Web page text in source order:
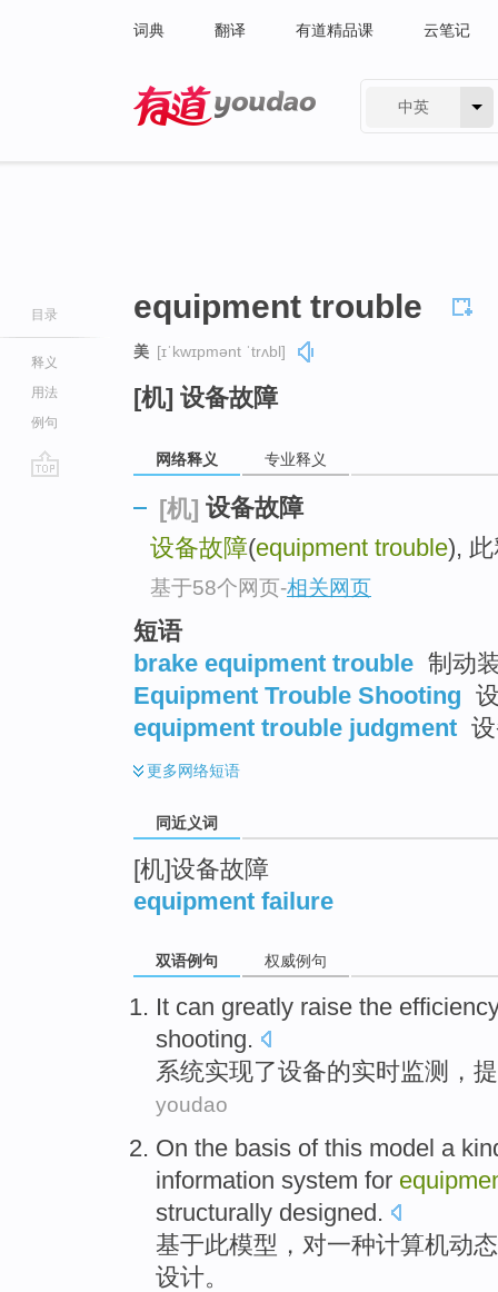
词典 翻译 有道精品课 云笔记
中英
目录
释义
用法
例句
equipment trouble
美 [ɪˈkwɪpmənt ˈtrʌbl]
[机] 设备故障
网络释义 专业释义
[机] 设备故障
设备故障(equipment trouble),
基于58个网页-相关网页
短语
brake equipment trouble 制动
Equipment Trouble Shooting
equipment trouble judgment
更多网络短语
同近义词
[机]设备故障
equipment failure
双语例句 权威例句
It can greatly raise the
shooting.
系统实现了设备的实时监测，
youdao
On the basis of this model a
information system for
structurally designed.
基于此模型 ，对一种计算机动态
设计。